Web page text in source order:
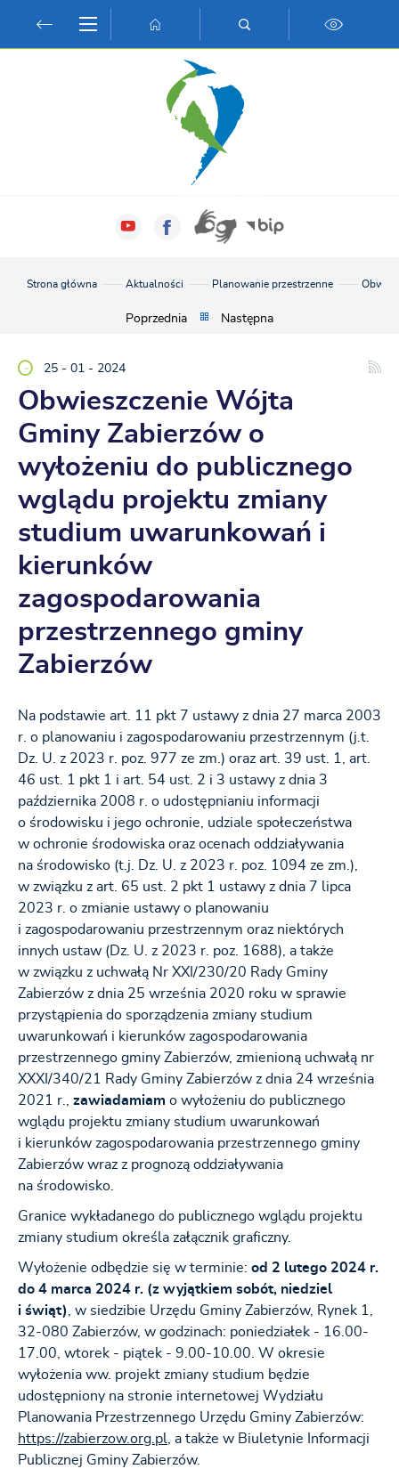
Przejdź do wyszukiwarki.
Przejdź do ustawień wielkości czcionki.
Włącz wersję kontrastową strony.
Strona główna Aktualności Planowanie przestrzenne
Poprzednia Następna
25 - 01 - 2024
Obwieszczenie Wójta
Gminy Zabierzów o
wyłożeniu do publicznego
wglądu projektu zmiany
studium uwarunkowań i
kierunków
zagospodarowania
przestrzennego gminy
Zabierzów
Na podstawie art. 11 pkt 7 ustawy z dnia 27 marca 2003
r. o planowaniu i zagospodarowaniu przestrzennym (j.t.
Dz. U. z 2023 r. poz. 977 ze zm.) oraz art. 39 ust. 1, art.
46 ust. 1 pkt 1 i art. 54 ust. 2 i 3 ustawy z dnia 3
października 2008 r. o udostępnianiu informacji
o środowisku i jego ochronie, udziale społeczeństwa
w ochronie środowiska oraz ocenach oddziaływania
na środowisko (t.j. Dz. U. z 2023 r. poz. 1094 ze zm.),
w związku z art. 65 ust. 2 pkt 1 ustawy z dnia 7 lipca
2023 r. o zmianie ustawy o planowaniu
i zagospodarowaniu przestrzennym oraz niektórych
innych ustaw (Dz. U. z 2023 r. poz. 1688), a także
w związku z uchwałą Nr XXI/230/20 Rady Gminy
Zabierzów z dnia 25 września 2020 roku w sprawie
przystąpienia do sporządzenia zmiany studium
uwarunkowań i kierunków zagospodarowania
przestrzennego gminy Zabierzów, zmienioną uchwałą nr
XXXI/340/21 Rady Gminy Zabierzów z dnia 24 września
2021 r., zawiadamiam o wyłożeniu do publicznego
wglądu projektu zmiany studium uwarunkowań
i kierunków zagospodarowania przestrzennego gminy
Zabierzów wraz z prognozą oddziaływania
na środowisko.
Granice wykładanego do publicznego wglądu projektu
zmiany studium określa załącznik graficzny.
Wyłożenie odbędzie się w terminie: od 2 lutego 2024 r.
do 4 marca 2024 r. (z wyjątkiem sobót, niedziel
i świąt) , w siedzibie Urzędu Gminy Zabierzów, Rynek 1,
32-080 Zabierzów, w godzinach: poniedziałek - 16.00-
17.00, wtorek - piątek - 9.00-10.00. W okresie
wyłożenia ww. projekt zmiany studium będzie
udostępniony na stronie internetowej Wydziału
Planowania Przestrzennego Urzędu Gminy Zabierzów:
https://zabierzow.org.pl , a także w Biuletynie Informacji
Publicznej Gminy Zabierzów.